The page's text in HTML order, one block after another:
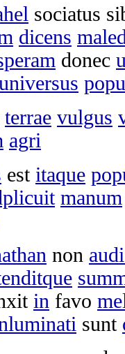
sociatus
dicens
donec
terrae vulgus
agri
est itaque
manum
non
in favo
sunt